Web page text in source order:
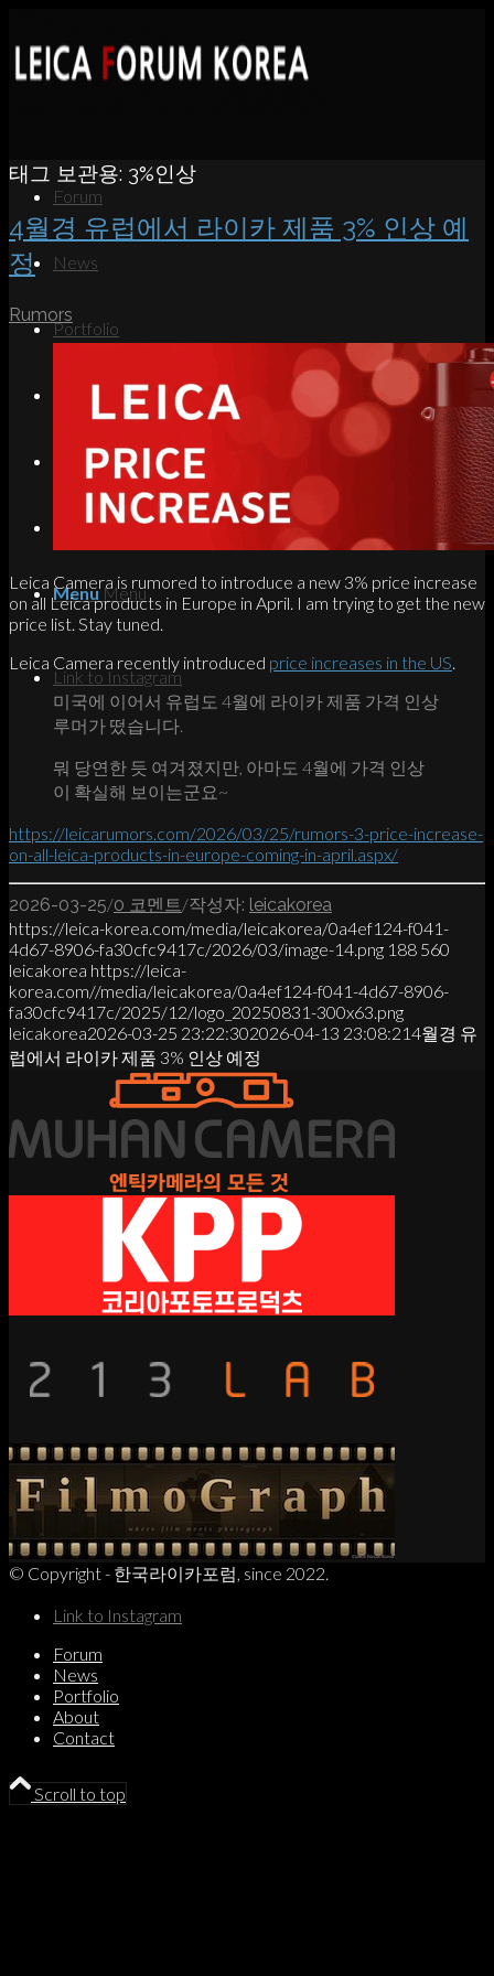
Forum
News
Portfolio
Contact
Search
Menu Menu
Link to Instagram
태그 보관용: 3%인상
4월경 유럽에서 라이카 제품 3% 인상 예
정
Rumors
Leica Camera is rumored to introduce a new 3% price increase
on all Leica products in Europe in April. I am trying to get the new
price list. Stay tuned.
Leica Camera recently introduced price increases in the US
미국에 이어서 유럽도 4월에 라이카 제품 가격 인상
루머가 떴습니다.
뭐 당연한 듯 여겨졌지만, 아마도 4월에 가격 인상
이 확실해 보이는군요~
https://leicarumors.com/2026/03/25/rumors-3-price-increase-
on-all-leica-products-in-europe-coming-in-april.aspx/
2026-03-25/0 코멘트 /작성자: leicakorea
https://leica-korea.com/media/leicakorea/0a4ef124-f041-
4d67-8906-fa30cfc9417c/2026/03/image-14.png 188 560
leicakorea https://leica-
korea.com//media/leicakorea/0a4ef124-f041-4d67-8906-
fa30cfc9417c/2025/12/logo_20250831-300x63.png
leicakorea2026-03-25 23:22:302026-04-13 23:08:214월경 유
럽에서 라이카 제품 3% 인상 예정
© Copyright - 한국라이카포럼, since 2022.
Link to Instagram
Forum
News
Portfolio
About
Contact
Scroll to top